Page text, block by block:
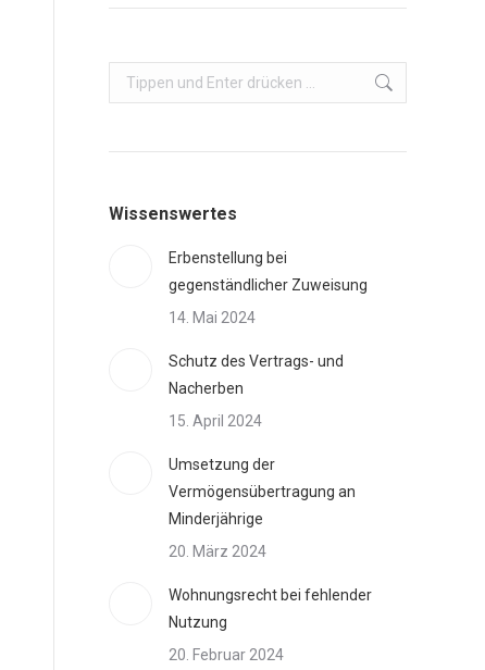
Search:
Wissenswertes
Erbenstellung bei
gegenständlicher Zuweisung
14. Mai 2024
Schutz des Vertrags- und
Nacherben
15. April 2024
Umsetzung der
Vermögensübertragung an
Minderjährige
20. März 2024
Wohnungsrecht bei fehlender
Nutzung
20. Februar 2024